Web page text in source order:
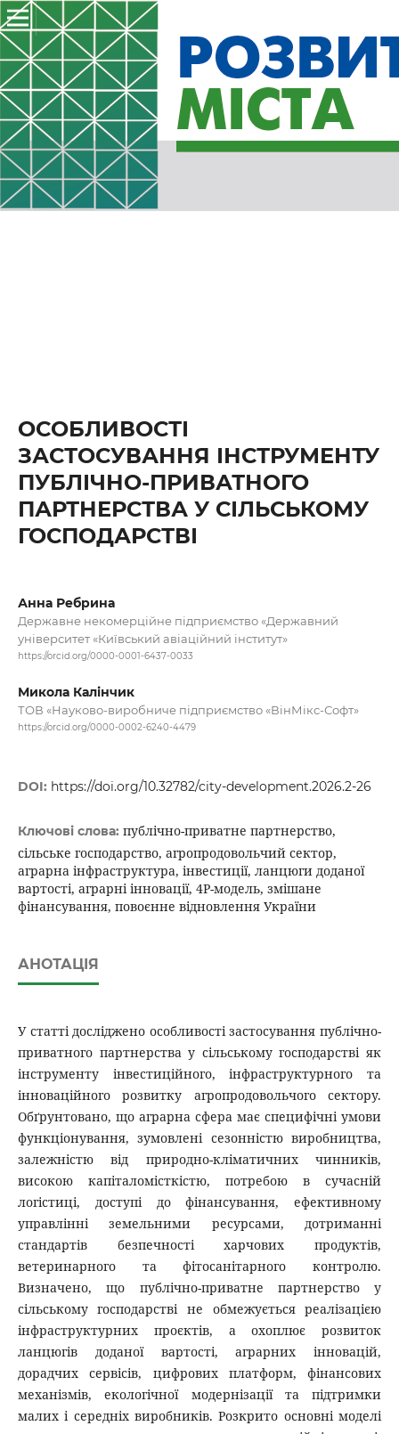
ОСОБЛИВОСТІ
ЗАСТОСУВАННЯ ІНСТРУМЕНТУ
ПУБЛІЧНО-ПРИВАТНОГО
ПАРТНЕРСТВА У СІЛЬСЬКОМУ
ГОСПОДАРСТВІ
Анна Ребрина
Державне некомерційне підприємство «Державний
університет «Київський авіаційний інститут»
https://orcid.org/0000-0001-6437-0033
Микола Калінчик
ТОВ «Науково-виробниче підприємство «ВінМікс-Софт»
https://orcid.org/0000-0002-6240-4479
DOI: https://doi.org/10.32782/city-development.2026.2-26
Ключові слова: публічно-приватне партнерство,
сільське господарство, агропродовольчий сектор,
аграрна інфраструктура, інвестиції, ланцюги доданої
вартості, аграрні інновації, 4P-модель, змішане
фінансування, повоєнне відновлення України
АНОТАЦІЯ
У статті досліджено особливості застосування публічно-
приватного партнерства у сільському господарстві як
інструменту інвестиційного, інфраструктурного та
інноваційного розвитку агропродовольчого сектору.
Обґрунтовано, що аграрна сфера має специфічні умови
функціонування, зумовлені сезонністю виробництва,
залежністю від природно-кліматичних чинників,
високою капіталомісткістю, потребою в сучасній
логістиці, доступі до фінансування, ефективному
управлінні земельними ресурсами, дотриманні
стандартів безпечності харчових продуктів,
ветеринарного та фітосанітарного контролю.
Визначено, що публічно-приватне партнерство у
сільському господарстві не обмежується реалізацією
інфраструктурних проєктів, а охоплює розвиток
ланцюгів доданої вартості, аграрних інновацій,
дорадчих сервісів, цифрових платформ, фінансових
механізмів, екологічної модернізації та підтримки
малих і середніх виробників. Розкрито основні моделі